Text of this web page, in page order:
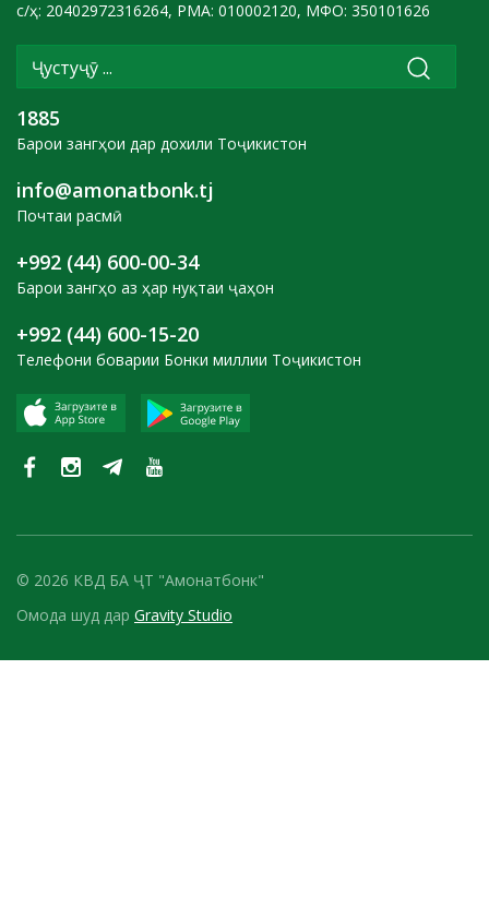
с/ҳ: 20402972316264, РМА: 010002120, МФО: 350101626
1885
Барои зангҳои дар дохили Тоҷикистон
info@amonatbonk.tj
Почтаи расмӣ
+992 (44) 600-00-34
Барои зангҳо аз ҳар нуқтаи ҷаҳон
+992 (44) 600-15-20
Телефони боварии Бонки миллии Тоҷикистон
© 2026 КВД БА ҶТ "Амонатбонк"
Омода шуд дар Gravity Studio